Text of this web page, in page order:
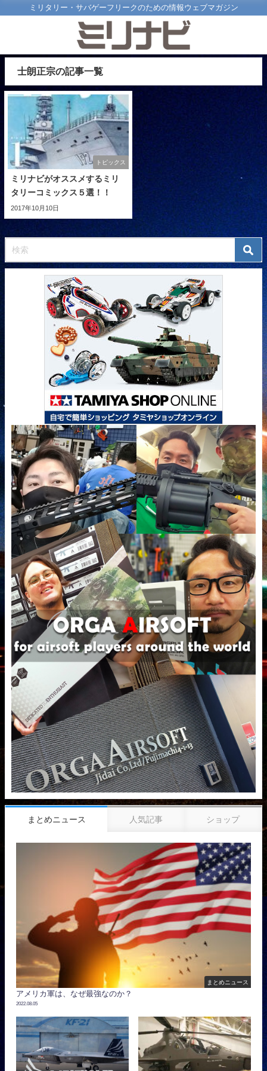
ミリタリー・サバゲーフリークのための情報ウェブマガジン
士朗正宗の記事一覧
トピックス
ミリナビがオススメするミリ
タリーコミックス５選！！
2017年10月10日
まとめニュース 人気記事 ショップ
まとめニュース
アメリカ軍は、なぜ最強なのか？
2022.08.05